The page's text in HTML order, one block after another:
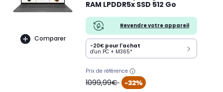
Comparer
RAM LPDDR5x SSD 512 Go
Revendre votre appareil
-20€ pour l'achat
d'un PC + M365*
Prix de référence
oldPrice
1099,99€ -32%